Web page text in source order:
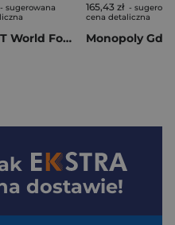
- sugerowana
GODDIT World Football Stars
165,43 zł -
cena detaliczna
Monopoly
dostawie!